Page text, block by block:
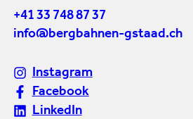
+41 33 748 87 37
info@bergbahnen-gstaad.ch
Instagram
Facebook
LinkedIn